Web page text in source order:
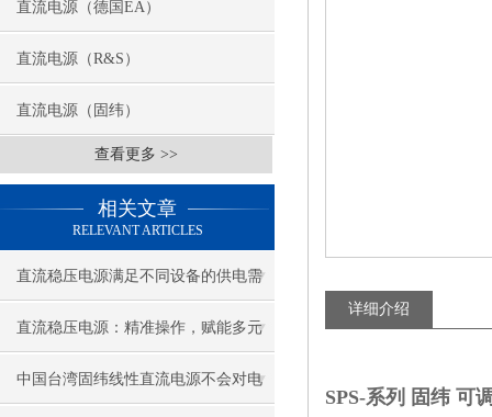
直流电源（德国EA）
直流电源（R&S）
直流电源（固纬）
查看更多 >>
相关文章
RELEVANT ARTICLES
直流稳压电源满足不同设备的供电需
求
直流稳压电源：精准操作，赋能多元
用电场景
中国台湾固纬线性直流电源不会对电
详细介绍
SPS-系列 固纬 可